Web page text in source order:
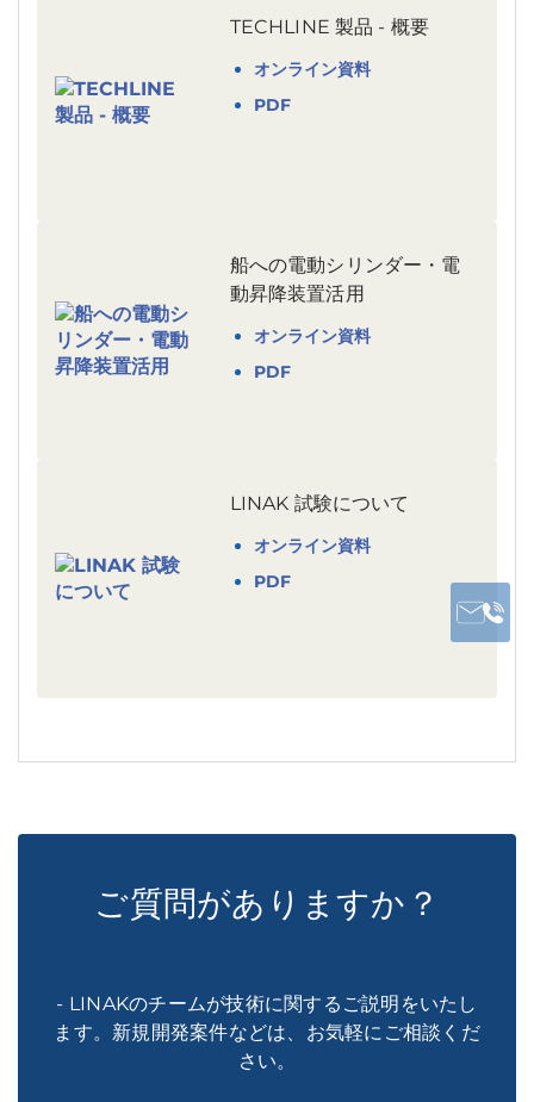
TECHLINE 製品 - 概要
オンライン資料
PDF
船への電動シリンダー・電
動昇降装置活用
オンライン資料
PDF
LINAK 試験について
オンライン資料
PDF
ご質問がありますか？
- LINAKのチームが技術に関するご説明をいたし
ます。新規開発案件などは、お気軽にご相談くだ
さい。